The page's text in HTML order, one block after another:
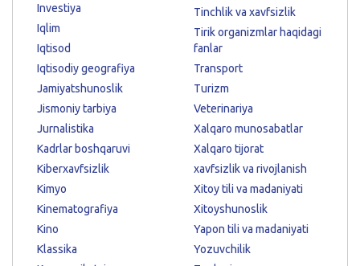
Investiya
Iqlim
Iqtisod
Iqtisodiy geografiya
Jamiyatshunoslik
Jismoniy tarbiya
Jurnalistika
Kadrlar boshqaruvi
Kiberxavfsizlik
Kimyo
Kinematografiya
Kino
Klassika
Tinchlik va xavfsizlik
Tirik organizmlar haqidagi
fanlar
Transport
Turizm
Veterinariya
Xalqaro munosabatlar
Xalqaro tijorat
xavfsizlik va rivojlanish
Xitoy tili va madaniyati
Xitoyshunoslik
Yapon tili va madaniyati
Yozuvchilik